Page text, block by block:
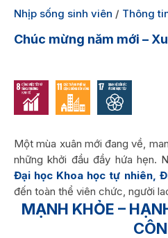
Nhịp sống sinh viên / Thông
Chúc mừng năm mới –
Một mùa xuân mới đang về,
những khởi đầu đầy hứa hẹn.
Đại học Khoa học tự nhiên,
đến toàn thể viên chức, người
MẠNH KHỎE –